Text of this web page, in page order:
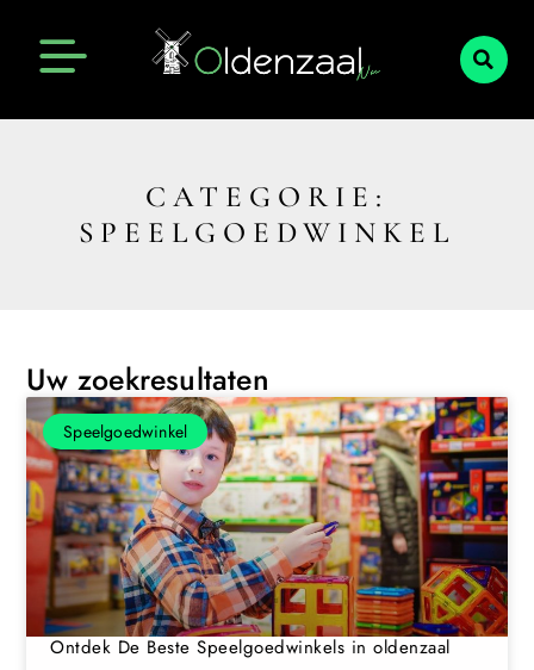
CATEGORIE:
SPEELGOEDWINKEL
Uw zoekresultaten
Speelgoedwinkel
Ontdek De Beste Speelgoedwinkels in oldenzaal